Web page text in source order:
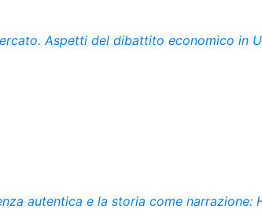
Aspetti del dibattito economico in
autentica e la storia come narrazione: